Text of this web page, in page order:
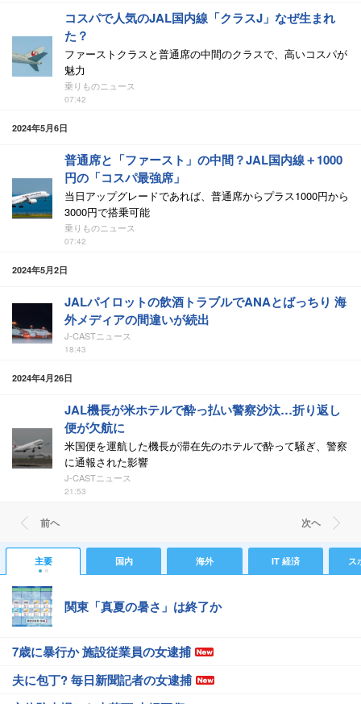
コスパで人気のJAL国内線「クラスJ」なぜ生まれ
た？
ファーストクラスと普通席の中間のクラスで、高いコスパが
魅力
乗りものニュース
07:42
2024年5月6日
普通席と「ファースト」の中間？JAL国内線＋1000
円の「コスパ最強席」
当日アップグレードであれば、普通席からプラス1000円から
3000円で搭乗可能
乗りものニュース
07:42
2024年5月2日
JALパイロットの飲酒トラブルでANAとばっちり 海
外メディアの間違いが続出
J-CASTニュース
18:43
2024年4月26日
JAL機長が米ホテルで酔っ払い警察沙汰…折り返し
便が欠航に
米国便を運航した機長が滞在先のホテルで酔って騒ぎ、警察
に通報された影響
J-CASTニュース
21:53
前ヘ 次ヘ
主要 国内 海外 IT 経済 ス
関東「真夏の暑さ」は終了か
7歳に暴行か 施設従業員の女逮捕
夫に包丁? 毎日新聞記者の女逮捕